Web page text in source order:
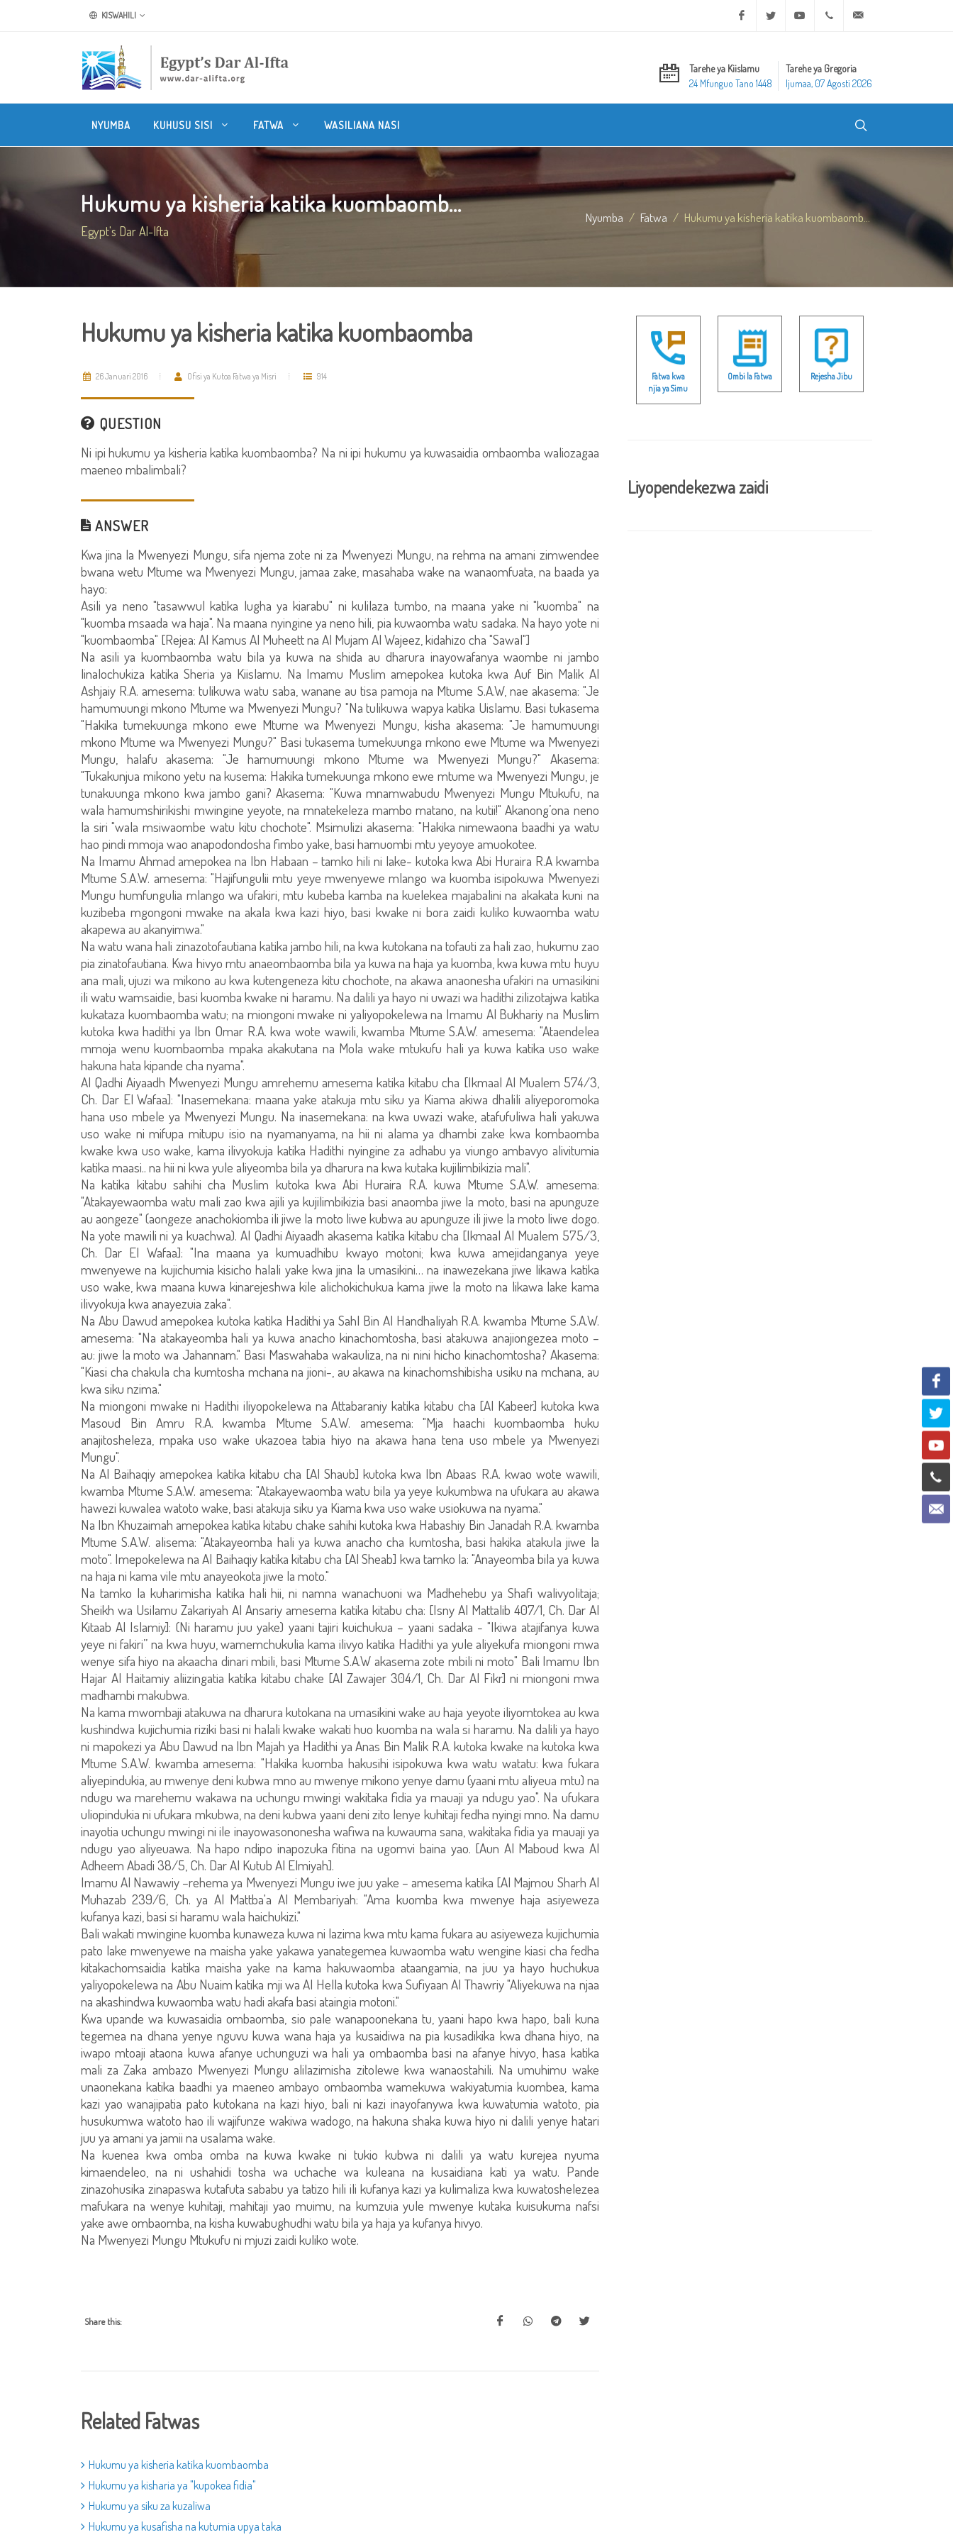
KISWAHILI Facebook Twitter Youtube +20 2 25970400
Tarehe ya Kiislamu
24 Mfunguo Tano 1448
Tarehe ya Gregoria
Ijumaa, 07 Agosti 2026
NYUMBA KUHUSU SISI FATWA WASILIANA NASI
Hukumu ya kisheria katika kuombaomb...
Egypt's Dar Al-Ifta
Nyumba Fatwa Hukumu ya kisheria katika kuombaomb...
Hukumu ya kisheria katika kuombaomba
26 Januari 2016 Ofisi ya Kutoa Fatwa ya Misri 914
QUESTION
Ni ipi hukumu ya kisheria katika kuombaomba? Na ni ipi hukumu ya kuwasaidia ombaomba waliozagaa
maeneo mbalimbali?
ANSWER
Kwa jina la Mwenyezi Mungu, sifa njema zote ni za Mwenyezi Mungu, na rehma na amani zimwendee
bwana wetu Mtume wa Mwenyezi Mungu, jamaa zake, masahaba wake na wanaomfuata, na baada ya
hayo:
Asili ya neno "tasawwul katika lugha ya kiarabu" ni kulilaza tumbo, na maana yake ni "kuomba" na
"kuomba msaada wa haja". Na maana nyingine ya neno hili, pia kuwaomba watu sadaka. Na hayo yote ni
"kuombaomba" [Rejea: Al Kamus Al Muheett na Al Mujam Al Wajeez, kidahizo cha "Sawal"]
Na asili ya kuombaomba watu bila ya kuwa na shida au dharura inayowafanya waombe ni jambo
linalochukiza katika Sheria ya Kiislamu. Na Imamu Muslim amepokea kutoka kwa Auf Bin Malik Al
Ashjaiy R.A. amesema: tulikuwa watu saba, wanane au tisa pamoja na Mtume S.A.W, nae akasema: "Je
hamumuungi mkono Mtume wa Mwenyezi Mungu? "Na tulikuwa wapya katika Uislamu. Basi tukasema
"Hakika tumekuunga mkono ewe Mtume wa Mwenyezi Mungu, kisha akasema: "Je hamumuungi
mkono Mtume wa Mwenyezi Mungu?" Basi tukasema tumekuunga mkono ewe Mtume wa Mwenyezi
Mungu, halafu akasema: "Je hamumuungi mkono Mtume wa Mwenyezi Mungu?" Akasema:
"Tukakunjua mikono yetu na kusema: Hakika tumekuunga mkono ewe mtume wa Mwenyezi Mungu, je
tunakuunga mkono kwa jambo gani? Akasema: "Kuwa mnamwabudu Mwenyezi Mungu Mtukufu, na
wala hamumshirikishi mwingine yeyote, na mnatekeleza mambo matano, na kutii!" Akanong’ona neno
la siri "wala msiwaombe watu kitu chochote". Msimulizi akasema: "Hakika nimewaona baadhi ya watu
hao pindi mmoja wao anapodondosha fimbo yake, basi hamuombi mtu yeyoye amuokotee.
Na Imamu Ahmad amepokea na Ibn Habaan – tamko hili ni lake- kutoka kwa Abi Huraira R.A kwamba
Mtume S.A.W. amesema: "Hajifungulii mtu yeye mwenyewe mlango wa kuomba isipokuwa Mwenyezi
Mungu humfungulia mlango wa ufakiri, mtu kubeba kamba na kuelekea majabalini na akakata kuni na
kuzibeba mgongoni mwake na akala kwa kazi hiyo, basi kwake ni bora zaidi kuliko kuwaomba watu
akapewa au akanyimwa."
Na watu wana hali zinazotofautiana katika jambo hili, na kwa kutokana na tofauti za hali zao, hukumu zao
pia zinatofautiana. Kwa hivyo mtu anaeombaomba bila ya kuwa na haja ya kuomba, kwa kuwa mtu huyu
ana mali, ujuzi wa mikono au kwa kutengeneza kitu chochote, na akawa anaonesha ufakiri na umasikini
ili watu wamsaidie, basi kuomba kwake ni haramu. Na dalili ya hayo ni uwazi wa hadithi zilizotajwa katika
kukataza kuombaomba watu; na miongoni mwake ni yaliyopokelewa na Imamu Al Bukhariy na Muslim
kutoka kwa hadithi ya Ibn Omar R.A. kwa wote wawili, kwamba Mtume S.A.W. amesema: "Ataendelea
mmoja wenu kuombaomba mpaka akakutana na Mola wake mtukufu hali ya kuwa katika uso wake
hakuna hata kipande cha nyama".
Al Qadhi Aiyaadh Mwenyezi Mungu amrehemu amesema katika kitabu cha [Ikmaal Al Mualem 574/3,
Ch. Dar El Wafaa]: "Inasemekana: maana yake atakuja mtu siku ya Kiama akiwa dhalili aliyeporomoka
hana uso mbele ya Mwenyezi Mungu. Na inasemekana: na kwa uwazi wake, atafufuliwa hali yakuwa
uso wake ni mifupa mitupu isio na nyamanyama, na hii ni alama ya dhambi zake kwa kombaomba
kwake kwa uso wake, kama ilivyokuja katika Hadithi nyingine za adhabu ya viungo ambavyo alivitumia
katika maasi.. na hii ni kwa yule aliyeomba bila ya dharura na kwa kutaka kujilimbikizia mali".
Na katika kitabu sahihi cha Muslim kutoka kwa Abi Huraira R.A. kuwa Mtume S.A.W. amesema:
"Atakayewaomba watu mali zao kwa ajili ya kujilimbikizia basi anaomba jiwe la moto, basi na apunguze
au aongeze" (aongeze anachokiomba ili jiwe la moto liwe kubwa au apunguze ili jiwe la moto liwe dogo.
Na yote mawili ni ya kuachwa). Al Qadhi Aiyaadh akasema katika kitabu cha [Ikmaal Al Mualem 575/3,
Ch. Dar El Wafaa]: "Ina maana ya kumuadhibu kwayo motoni; kwa kuwa amejidanganya yeye
mwenyewe na kujichumia kisicho halali yake kwa jina la umasikini… na inawezekana jiwe likawa katika
uso wake, kwa maana kuwa kinarejeshwa kile alichokichukua kama jiwe la moto na likawa lake kama
ilivyokuja kwa anayezuia zaka".
Na Abu Dawud amepokea kutoka katika Hadithi ya Sahl Bin Al Handhaliyah R.A. kwamba Mtume S.A.W.
amesema: "Na atakayeomba hali ya kuwa anacho kinachomtosha, basi atakuwa anajiongezea moto –
au: jiwe la moto wa Jahannam." Basi Maswahaba wakauliza, na ni nini hicho kinachomtosha? Akasema:
"Kiasi cha chakula cha kumtosha mchana na jioni-, au akawa na kinachomshibisha usiku na mchana, au
kwa siku nzima."
Na miongoni mwake ni Hadithi iliyopokelewa na Attabaraniy katika kitabu cha [Al Kabeer] kutoka kwa
Masoud Bin Amru R.A. kwamba Mtume S.A.W. amesema: "Mja haachi kuombaomba huku
anajitosheleza, mpaka uso wake ukazoea tabia hiyo na akawa hana tena uso mbele ya Mwenyezi
Mungu".
Na Al Baihaqiy amepokea katika kitabu cha [Al Shaub] kutoka kwa Ibn Abaas R.A. kwao wote wawili,
kwamba Mtume S.A.W. amesema: "Atakayewaomba watu bila ya yeye kukumbwa na ufukara au akawa
hawezi kuwalea watoto wake, basi atakuja siku ya Kiama kwa uso wake usiokuwa na nyama."
Na Ibn Khuzaimah amepokea katika kitabu chake sahihi kutoka kwa Habashiy Bin Janadah R.A. kwamba
Mtume S.A.W. alisema: "Atakayeomba hali ya kuwa anacho cha kumtosha, basi hakika atakula jiwe la
moto". Imepokelewa na Al Baihaqiy katika kitabu cha [Al Sheab] kwa tamko la: "Anayeomba bila ya kuwa
na haja ni kama vile mtu anayeokota jiwe la moto."
Na tamko la kuharimisha katika hali hii, ni namna wanachuoni wa Madhehebu ya Shafi walivyolitaja;
Sheikh wa Usilamu Zakariyah Al Ansariy amesema katika kitabu cha: [Isny Al Mattalib 407/1, Ch. Dar Al
Kitaab Al Islamiy]: (Ni haramu juu yake) yaani tajiri kuichukua – yaani sadaka - "Ikiwa atajifanya kuwa
yeye ni fakiri” na kwa huyu, wamemchukulia kama ilivyo katika Hadithi ya yule aliyekufa miongoni mwa
wenye sifa hiyo na akaacha dinari mbili, basi Mtume S.A.W akasema zote mbili ni moto" Bali Imamu Ibn
Hajar Al Haitamiy aliizingatia katika kitabu chake [Al Zawajer 304/1, Ch. Dar Al Fikr] ni miongoni mwa
madhambi makubwa.
Na kama mwombaji atakuwa na dharura kutokana na umasikini wake au haja yeyote iliyomtokea au kwa
kushindwa kujichumia riziki basi ni halali kwake wakati huo kuomba na wala si haramu. Na dalili ya hayo
ni mapokezi ya Abu Dawud na Ibn Majah ya Hadithi ya Anas Bin Malik R.A. kutoka kwake na kutoka kwa
Mtume S.A.W. kwamba amesema: "Hakika kuomba hakusihi isipokuwa kwa watu watatu: kwa fukara
aliyepindukia, au mwenye deni kubwa mno au mwenye mikono yenye damu (yaani mtu aliyeua mtu) na
ndugu wa marehemu wakawa na uchungu mwingi wakitaka fidia ya mauaji ya ndugu yao". Na ufukara
uliopindukia ni ufukara mkubwa, na deni kubwa yaani deni zito lenye kuhitaji fedha nyingi mno. Na damu
inayotia uchungu mwingi ni ile inayowasononesha wafiwa na kuwauma sana, wakitaka fidia ya mauaji ya
ndugu yao aliyeuawa. Na hapo ndipo inapozuka fitina na ugomvi baina yao. [Aun Al Maboud kwa Al
Adheem Abadi 38/5, Ch. Dar Al Kutub Al Elmiyah].
Imamu Al Nawawiy –rehema ya Mwenyezi Mungu iwe juu yake – amesema katika [Al Majmou Sharh Al
Muhazab 239/6, Ch. ya Al Mattba'a Al Membariyah: "Ama kuomba kwa mwenye haja asiyeweza
kufanya kazi, basi si haramu wala haichukizi."
Bali wakati mwingine kuomba kunaweza kuwa ni lazima kwa mtu kama fukara au asiyeweza kujichumia
pato lake mwenyewe na maisha yake yakawa yanategemea kuwaomba watu wengine kiasi cha fedha
kitakachomsaidia katika maisha yake na kama hakuwaomba ataangamia, na juu ya hayo huchukua
yaliyopokelewa na Abu Nuaim katika mji wa Al Hella kutoka kwa Sufiyaan Al Thawriy "Aliyekuwa na njaa
na akashindwa kuwaomba watu hadi akafa basi ataingia motoni."
Kwa upande wa kuwasaidia ombaomba, sio pale wanapoonekana tu, yaani hapo kwa hapo, bali kuna
tegemea na dhana yenye nguvu kuwa wana haja ya kusaidiwa na pia kusadikika kwa dhana hiyo, na
iwapo mtoaji ataona kuwa afanye uchunguzi wa hali ya ombaomba basi na afanye hivyo, hasa katika
mali za Zaka ambazo Mwenyezi Mungu alilazimisha zitolewe kwa wanaostahili. Na umuhimu wake
unaonekana katika baadhi ya maeneo ambayo ombaomba wamekuwa wakiyatumia kuombea, kama
kazi yao wanajipatia pato kutokana na kazi hiyo, bali ni kazi inayofanywa kwa kuwatumia watoto, pia
husukumwa watoto hao ili wajifunze wakiwa wadogo, na hakuna shaka kuwa hiyo ni dalili yenye hatari
juu ya amani ya jamii na usalama wake.
Na kuenea kwa omba omba na kuwa kwake ni tukio kubwa ni dalili ya watu kurejea nyuma
kimaendeleo, na ni ushahidi tosha wa uchache wa kuleana na kusaidiana kati ya watu. Pande
zinazohusika zinapaswa kutafuta sababu ya tatizo hili ili kufanya kazi ya kulimaliza kwa kuwatoshelezea
mafukara na wenye kuhitaji, mahitaji yao muimu, na kumzuia yule mwenye kutaka kuisukuma nafsi
yake awe ombaomba, na kisha kuwabughudhi watu bila ya haja ya kufanya hivyo.
Na Mwenyezi Mungu Mtukufu ni mjuzi zaidi kuliko wote.
Share this:
Related Fatwas
Hukumu ya kisheria katika kuombaomba
Hukumu ya kisharia ya "kupokea fidia"
Hukumu ya siku za kuzaliwa
Hukumu ya kusafisha na kutumia upya taka
Fatwa kwa
njia ya Simu
Ombi la Fatwa Rejesha Jibu
Liyopendekezwa zaidi